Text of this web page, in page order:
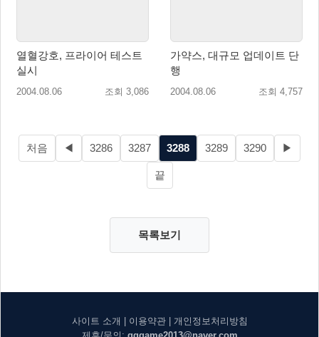
열혈강호, 프라이어 테스트
실시
2004.08.06 조회 3,086
가약스, 대규모 업데이트 단
행
2004.08.06 조회 4,757
처음 ◀ 3286 3287 3288 3289 3290 ▶
끝
목록보기
사이트 소개 이용약관| 개인정보처리방침